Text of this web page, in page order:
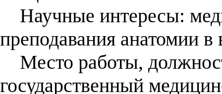
Научные интересы:
преподавания анатомии
Место работы,
государственный